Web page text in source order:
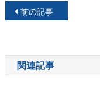
投
ナ
ビ
前の記事
関連記事